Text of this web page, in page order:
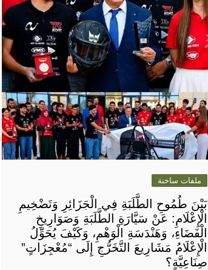
ملفات ساخنة
بَيْنَ طُمُوحِ الطَّلَبَةِ فِي الْجَزَائِرِ وَتَضْخِيمِ
الْإِعْلَامِ: عَنْ سَيَّارَةِ الطَّلَبَةِ وَصَوَارِيخِ
الْفَضَاءِ، وَهَنْدَسَةِ الْوَهْمِ، وَكَيْفَ يُحَوِّلُ
الْإِعْلَامُ مَشَارِيعَ التَّخَرُّجِ إِلَى “مُعْجِزَاتٍ”
صِنَاعِيَّةٍ؟